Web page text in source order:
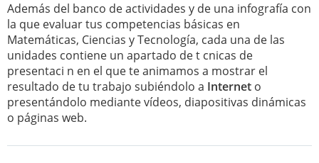
Además del banco de actividades y de una infografía con
la que evaluar tus competencias básicas en
Matemáticas, Ciencias y Tecnología, cada una de las
unidades contiene un apartado de t cnicas de
presentaci n en el que te animamos a mostrar el
resultado de tu trabajo subiéndolo a Internet o
presentándolo mediante vídeos, diapositivas dinámicas
o páginas web.